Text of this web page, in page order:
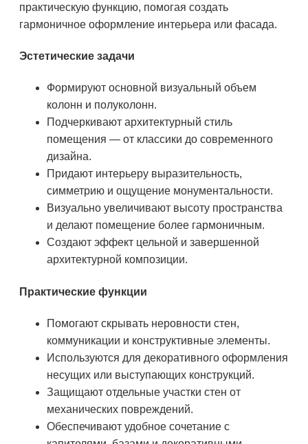
практическую функцию, помогая создать
гармоничное оформление интерьера или фасада.
Эстетические задачи
Формируют основной визуальный объем
колонн и полуколонн.
Подчеркивают архитектурный стиль
помещения — от классики до современного
дизайна.
Придают интерьеру выразительность,
симметрию и ощущение монументальности.
Визуально увеличивают высоту пространства
и делают помещение более гармоничным.
Создают эффект цельной и завершенной
архитектурной композиции.
Практические функции
Помогают скрывать неровности стен,
коммуникации и конструктивные элементы.
Используются для декоративного оформления
несущих или выступающих конструкций.
Защищают отдельные участки стен от
механических повреждений.
Обеспечивают удобное сочетание с